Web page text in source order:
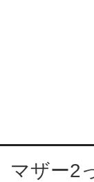
マザー2